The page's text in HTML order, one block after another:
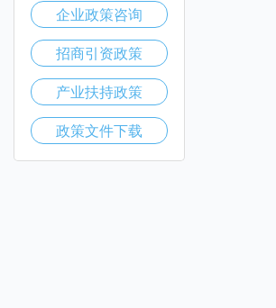
企业政策咨询
招商引资政策
产业扶持政策
政策文件下载